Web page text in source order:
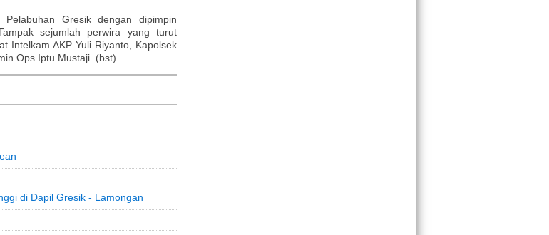
Gresik dengan dipimpin
sejumlah perwira yang turut
Intelkam AKP Yuli Riyanto, Kapolsek
Ops Iptu Mustaji. (bst)
di Dapil Gresik - Lamongan